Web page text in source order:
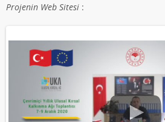
Projenin Web Sitesi :